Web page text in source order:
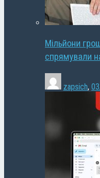
Мільйони
спрямували
zapsich,